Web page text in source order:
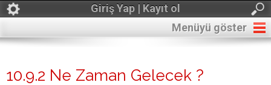
Giriş Yap | Kayıt ol
Menüyü göster
10.9.2 Ne Zaman Gelecek ?